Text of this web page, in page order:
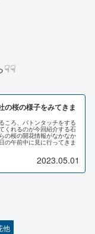
☟☟
の桜の様子をみてきま
ころ、バトンタッチをする
くれるのが今回紹介する石
の桜の開花情報がなかなか
の午前中に見に行ってきま
2023.05.01
他